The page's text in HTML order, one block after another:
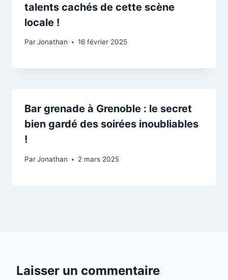
talents cachés de cette scène
locale !
ParJonathan 16 février 2025
Bar grenade à Grenoble : le secret
bien gardé des soirées inoubliables
!
ParJonathan 2 mars 2025
Laisser un commentaire